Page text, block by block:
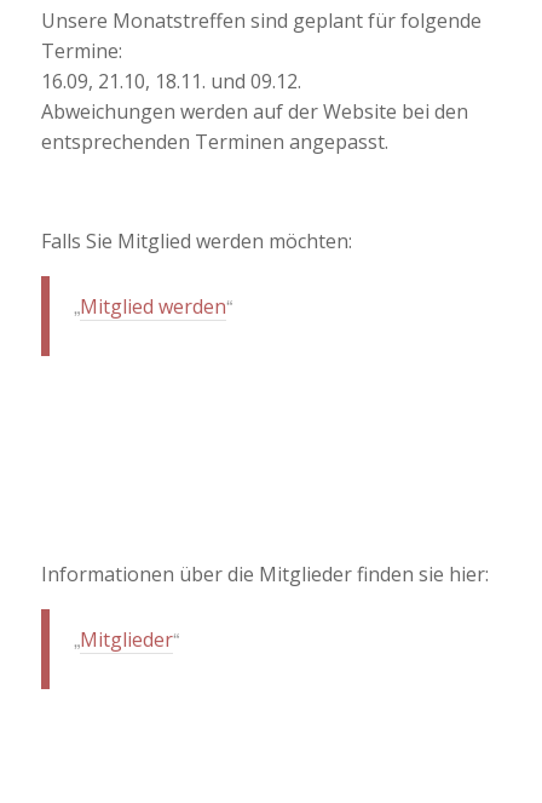
Unsere Monatstreffen sind geplant für folgende
Termine:
16.09, 21.10, 18.11. und 09.12.
Abweichungen werden auf der Website bei den
entsprechenden Terminen angepasst.
Falls Sie Mitglied werden möchten:
Mitglied werden
Informationen über die Mitglieder finden sie hier:
Mitglieder